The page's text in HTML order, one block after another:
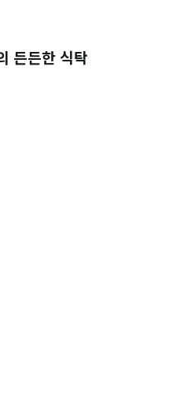
든든한 식탁